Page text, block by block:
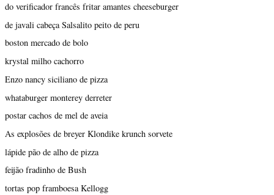
do verificador francês fritar amantes cheeseburger
de javali cabeça Salsalito peito de peru
boston mercado de bolo
krystal milho cachorro
Enzo nancy siciliano de pizza
whataburger monterey derreter
postar cachos de mel de aveia
As explosões de breyer Klondike krunch sorvete
lápide pão de alho de pizza
feijão fradinho de Bush
tortas pop framboesa Kellogg